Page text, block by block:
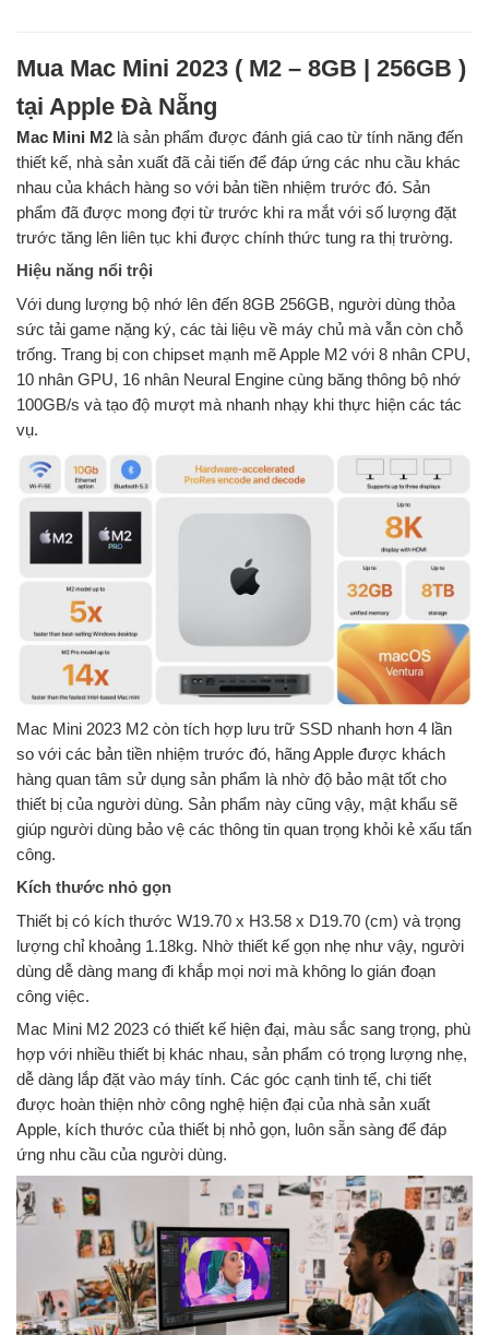
Mua Mac Mini 2023 ( M2 – 8GB | 256GB )
tại Apple Đà Nẵng
Mac Mini M2 là sản phẩm được đánh giá cao từ tính năng đến
thiết kế, nhà sản xuất đã cải tiến để đáp ứng các nhu cầu khác
nhau của khách hàng so với bản tiền nhiệm trước đó. Sản
phẩm đã được mong đợi từ trước khi ra mắt với số lượng đặt
trước tăng lên liên tục khi được chính thức tung ra thị trường.
Hiệu năng nổi trội
Với dung lượng bộ nhớ lên đến 8GB 256GB, người dùng thỏa
sức tải game nặng ký, các tài liệu về máy chủ mà vẫn còn chỗ
trống. Trang bị con chipset mạnh mẽ Apple M2 với 8 nhân CPU,
10 nhân GPU, 16 nhân Neural Engine cùng băng thông bộ nhớ
100GB/s và tạo độ mượt mà nhanh nhạy khi thực hiện các tác
vụ.
Mac Mini 2023 M2 còn tích hợp lưu trữ SSD nhanh hơn 4 lần
so với các bản tiền nhiệm trước đó, hãng Apple được khách
hàng quan tâm sử dụng sản phẩm là nhờ độ bảo mật tốt cho
thiết bị của người dùng. Sản phẩm này cũng vậy, mật khẩu sẽ
giúp người dùng bảo vệ các thông tin quan trọng khỏi kẻ xấu tấn
công.
Kích thước nhỏ gọn
Thiết bị có kích thước W19.70 x H3.58 x D19.70 (cm) và trọng
lượng chỉ khoảng 1.18kg. Nhờ thiết kế gọn nhẹ như vậy, người
dùng dễ dàng mang đi khắp mọi nơi mà không lo gián đoạn
công việc.
Mac Mini M2 2023 có thiết kế hiện đại, màu sắc sang trọng, phù
hợp với nhiều thiết bị khác nhau, sản phẩm có trọng lượng nhẹ,
dễ dàng lắp đặt vào máy tính. Các góc cạnh tinh tế, chi tiết
được hoàn thiện nhờ công nghệ hiện đại của nhà sản xuất
Apple, kích thước của thiết bị nhỏ gọn, luôn sẵn sàng để đáp
ứng nhu cầu của người dùng.